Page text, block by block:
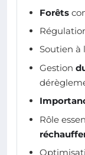
Forêts
Soutien à
Gestion
Rôle